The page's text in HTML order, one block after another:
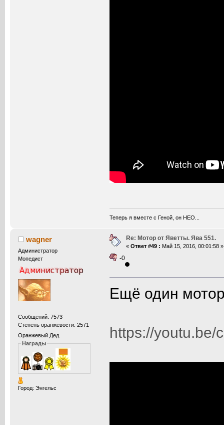
Теперь я вместе с Геной, он НЕО...
wagner
Администратор
Мопедист
Сообщений: 7573
Степень оранжевости: 2571
Оранжевый Дед
Награды
Город: Энгельс
Re: Мотор от Яветты. Ява 551.
« Ответ #49 : Май 15, 2016, 00:01:58 »
-0
Ещё один
https://youtu.be/